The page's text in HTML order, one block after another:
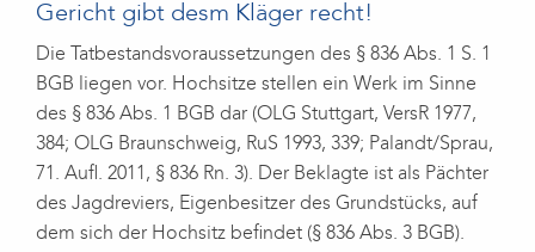
Gericht gibt desm Kläger recht!
Die Tatbestandsvoraussetzungen des § 836 Abs. 1 S. 1
BGB liegen vor. Hochsitze stellen ein Werk im Sinne
des § 836 Abs. 1 BGB dar (OLG Stuttgart, VersR 1977,
384; OLG Braunschweig, RuS 1993, 339; Palandt/Sprau,
71. Aufl. 2011, § 836 Rn. 3). Der Beklagte ist als Pächter
des Jagdreviers, Eigenbesitzer des Grundstücks, auf
dem sich der Hochsitz befindet (§ 836 Abs. 3 BGB).